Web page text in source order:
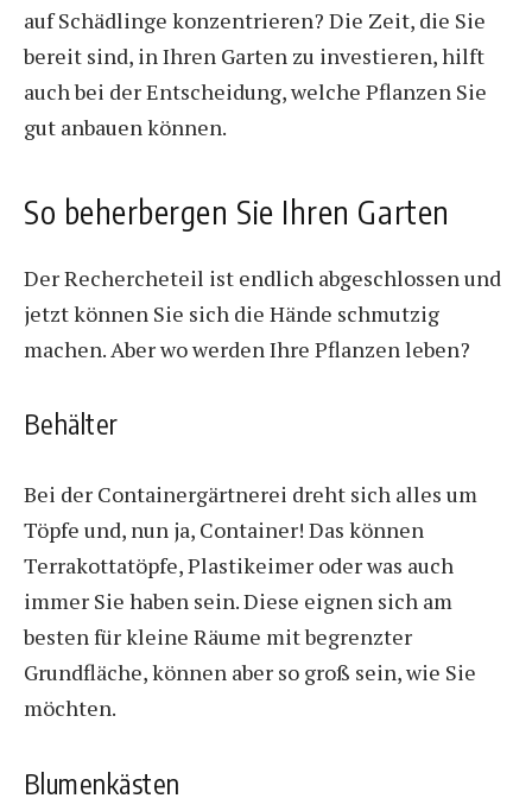
auf Schädlinge konzentrieren? Die Zeit, die Sie
bereit sind, in Ihren Garten zu investieren, hilft
auch bei der Entscheidung, welche Pflanzen Sie
gut anbauen können.
So beherbergen Sie Ihren Garten
Der Rechercheteil ist endlich abgeschlossen und
jetzt können Sie sich die Hände schmutzig
machen. Aber wo werden Ihre Pflanzen leben?
Behälter
Bei der Containergärtnerei dreht sich alles um
Töpfe und, nun ja, Container! Das können
Terrakottatöpfe, Plastikeimer oder was auch
immer Sie haben sein. Diese eignen sich am
besten für kleine Räume mit begrenzter
Grundfläche, können aber so groß sein, wie Sie
möchten.
Blumenkästen